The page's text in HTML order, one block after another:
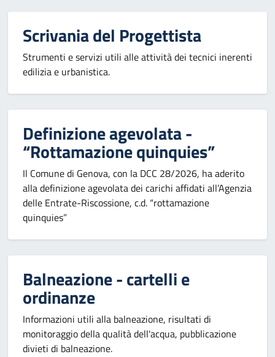
Scrivania del Progettista
Strumenti e servizi utili alle attività dei tecnici inerenti
edilizia e urbanistica.
Definizione agevolata -
“Rottamazione quinquies”
Il Comune di Genova, con la DCC 28/2026, ha aderito
alla definizione agevolata dei carichi affidati all’Agenzia
delle Entrate-Riscossione, c.d. “rottamazione
quinquies”
Balneazione - cartelli e
ordinanze
Informazioni utili alla balneazione, risultati di
monitoraggio della qualità dell'acqua, pubblicazione
divieti di balneazione.